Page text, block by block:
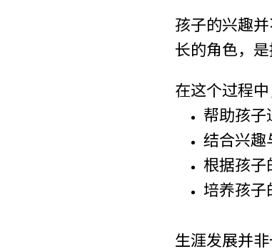
孩子的兴趣
长的角色，
在这个过程中
帮助孩子
结合兴趣
根据孩子
培养孩子
生涯发展并